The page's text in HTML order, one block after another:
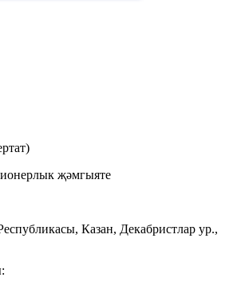
җәмгыяте
Казан, Декабристлар ур.,